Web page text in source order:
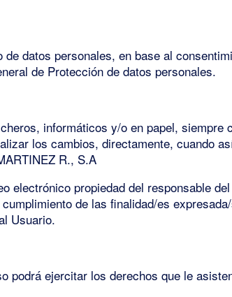
datos personales, en base al
de Protección de datos personales.
informáticos y/o en papel,
los cambios, directamente, cuando
R., S.A
electrónico propiedad del responsable
de las finalidad/es
Usuario.
podrá ejercitar los derechos que le